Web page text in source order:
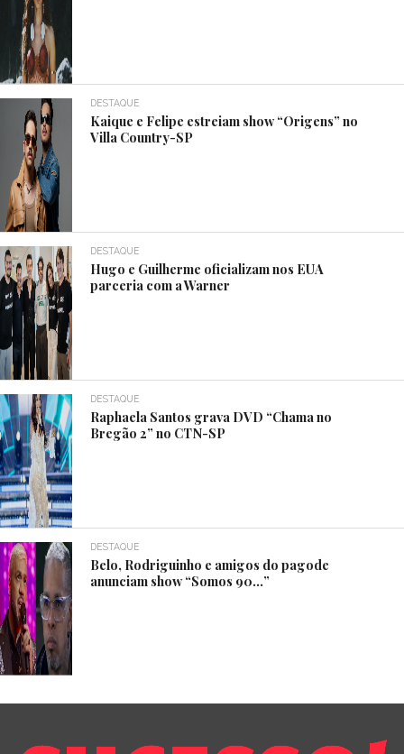
DESTAQUE
Kaique e Felipe estreiam show “Origens” no
Villa Country-SP
DESTAQUE
Hugo e Guilherme oficializam nos EUA
parceria com a Warner
DESTAQUE
Raphaela Santos grava DVD “Chama no
Bregão 2” no CTN-SP
DESTAQUE
Belo, Rodriguinho e amigos do pagode
anunciam show “Somos 90…”